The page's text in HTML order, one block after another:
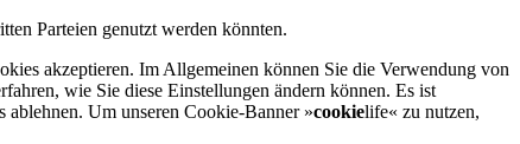
Parteien genutzt werden könnten.
akzeptieren. Im Allgemeinen können Sie die Verwendung von
wie Sie diese Einstellungen ändern können. Es ist
ablehnen. Um unseren Cookie-Banner »cookielife« zu nutzen,